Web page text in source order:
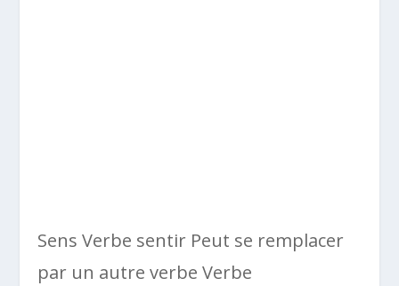
Sens Verbe sentir Peut se remplacer
par un autre verbe Verbe